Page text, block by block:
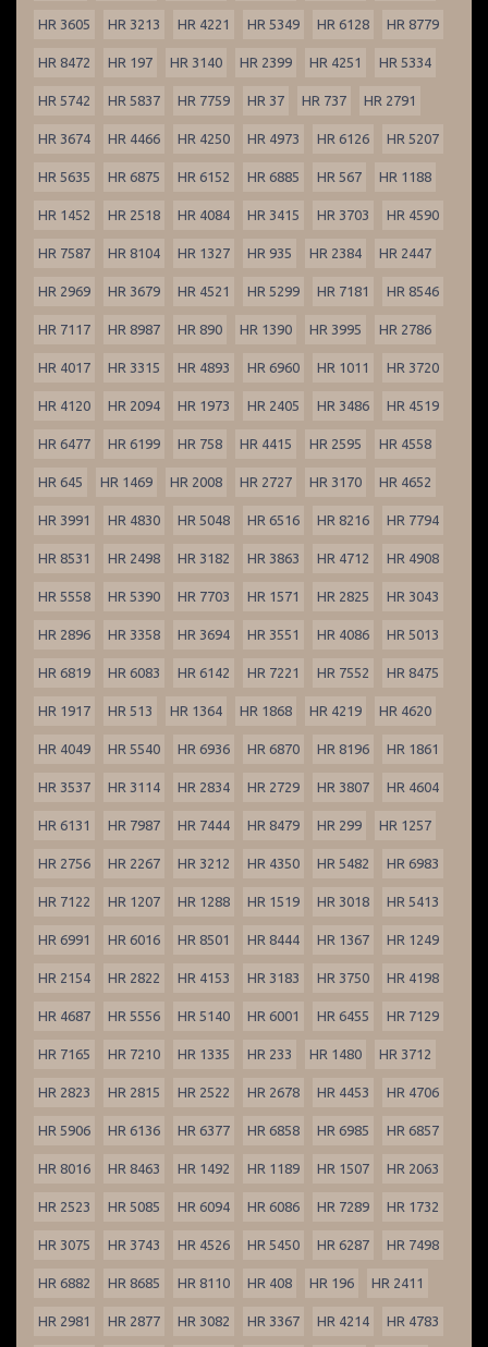
HR 3605 HR 3213 HR 4221 HR 5349 HR 6128 HR 8779
HR 8472 HR 197 HR 3140 HR 2399 HR 4251 HR 5334
HR 5742 HR 5837 HR 7759 HR 37 HR 737 HR 2791
HR 3674 HR 4466 HR 4250 HR 4973 HR 6126 HR 5207
HR 5635 HR 6875 HR 6152 HR 6885 HR 567 HR 1188
HR 1452 HR 2518 HR 4084 HR 3415 HR 3703 HR 4590
HR 7587 HR 8104 HR 1327 HR 935 HR 2384 HR 2447
HR 2969 HR 3679 HR 4521 HR 5299 HR 7181 HR 8546
HR 7117 HR 8987 HR 890 HR 1390 HR 3995 HR 2786
HR 4017 HR 3315 HR 4893 HR 6960 HR 1011 HR 3720
HR 4120 HR 2094 HR 1973 HR 2405 HR 3486 HR 4519
HR 6477 HR 6199 HR 758 HR 4415 HR 2595 HR 4558
HR 645 HR 1469 HR 2008 HR 2727 HR 3170 HR 4652
HR 3991 HR 4830 HR 5048 HR 6516 HR 8216 HR 7794
HR 8531 HR 2498 HR 3182 HR 3863 HR 4712 HR 4908
HR 5558 HR 5390 HR 7703 HR 1571 HR 2825 HR 3043
HR 2896 HR 3358 HR 3694 HR 3551 HR 4086 HR 5013
HR 6819 HR 6083 HR 6142 HR 7221 HR 7552 HR 8475
HR 1917 HR 513 HR 1364 HR 1868 HR 4219 HR 4620
HR 4049 HR 5540 HR 6936 HR 6870 HR 8196 HR 1861
HR 3537 HR 3114 HR 2834 HR 2729 HR 3807 HR 4604
HR 6131 HR 7987 HR 7444 HR 8479 HR 299 HR 1257
HR 2756 HR 2267 HR 3212 HR 4350 HR 5482 HR 6983
HR 7122 HR 1207 HR 1288 HR 1519 HR 3018 HR 5413
HR 6991 HR 6016 HR 8501 HR 8444 HR 1367 HR 1249
HR 2154 HR 2822 HR 4153 HR 3183 HR 3750 HR 4198
HR 4687 HR 5556 HR 5140 HR 6001 HR 6455 HR 7129
HR 7165 HR 7210 HR 1335 HR 233 HR 1480 HR 3712
HR 2823 HR 2815 HR 2522 HR 2678 HR 4453 HR 4706
HR 5906 HR 6136 HR 6377 HR 6858 HR 6985 HR 6857
HR 8016 HR 8463 HR 1492 HR 1189 HR 1507 HR 2063
HR 2523 HR 5085 HR 6094 HR 6086 HR 7289 HR 1732
HR 3075 HR 3743 HR 4526 HR 5450 HR 6287 HR 7498
HR 6882 HR 8685 HR 8110 HR 408 HR 196 HR 2411
HR 2981 HR 2877 HR 3082 HR 3367 HR 4214 HR 4783